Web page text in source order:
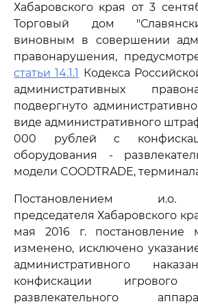
Хабаровского края от 3
Торговый дом
виновным в совершении
правонарушения,
статьи 14.1.1 Кодекса
административных
подвергнуто
виде административного
000 рублей с
оборудования -
модели COODTRADE,
Постановлением и.о.
председателя Хабаровского
мая 2016 г. постановление
изменено, исключено
административного
конфискации игрового
развлекательного